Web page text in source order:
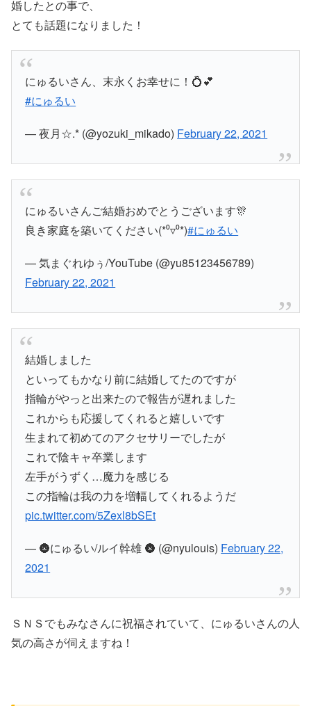
婚したとの事で、
とても話題になりました！
にゅるいさん、末永くお幸せに！💍💕
#にゅるい
— 夜月☆.* (@yozuki_mikado) February 22, 2021
にゅるいさんご結婚おめでとうございます🎊
良き家庭を築いてください(*⁰▿⁰*)#にゅるい
— 気まぐれゆぅ/YouTube (@yu85123456789)
February 22, 2021
結婚しました
といってもかなり前に結婚してたのですが
指輪がやっと出来たので報告が遅れました
これからも応援してくれると嬉しいです
生まれて初めてのアクセサリーでしたが
これで陰キャ卒業します
左手がうずく…魔力を感じる
この指輪は我の力を増幅してくれるようだ
pic.twitter.com/5Zexl8bSEt
— 🌚にゅるい/ルイ幹雄 🌚 (@nyulouis) February 22,
2021
ＳＮＳでもみなさんに祝福されていて、にゅるいさんの人
気の高さが伺えますね！